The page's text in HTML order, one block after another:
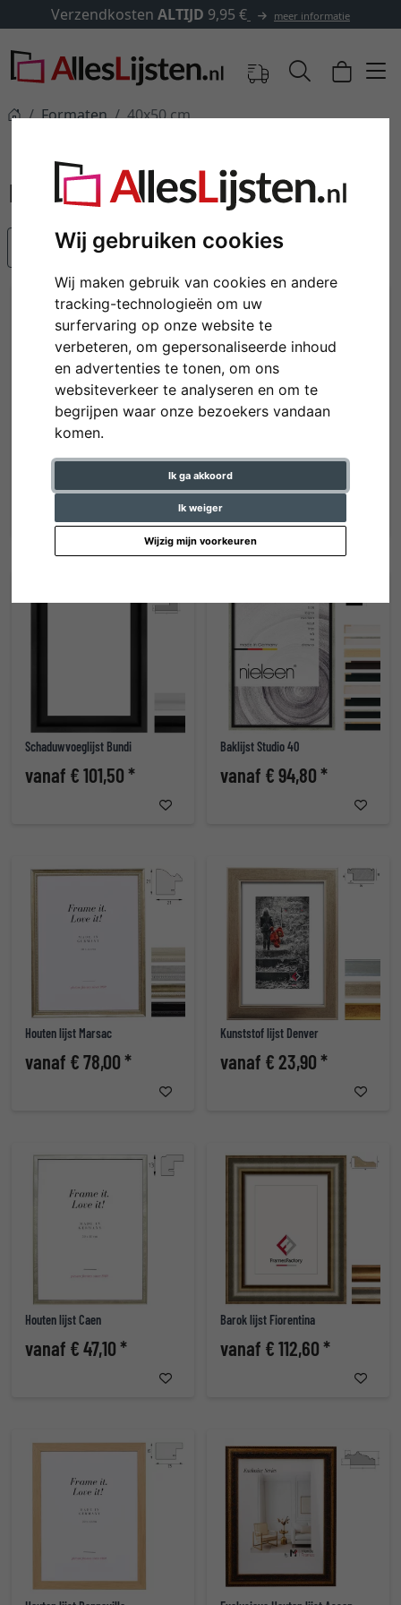
Wij gebruiken cookies
Wij maken gebruik van cookies en andere
tracking-technologieën om uw
surfervaring op onze website te
verbeteren, om gepersonaliseerde inhoud
en advertenties te tonen, om ons
websiteverkeer te analyseren en om te
begrijpen waar onze bezoekers vandaan
komen.
Ik ga akkoord
Ik weiger
Wijzig mijn voorkeuren
VerzendkostenALTIJD9,95 € meer informatie
Formaten 40x50 cm
Populariteit
Barok lijst Tower Hill
vanaf € 356,60 *
Aluminium lijst profil 33
vanaf € 90,70 *
Schaduwvoeglijst Bundi
vanaf € 101,50 *
Baklijst Studio 40
vanaf € 94,80 *
Houten lijst Marsac
vanaf € 78,00 *
Kunststof lijst Denver
vanaf € 23,90 *
Houten lijst Caen
vanaf € 47,10 *
Barok lijst Fiorentina
vanaf € 112,60 *